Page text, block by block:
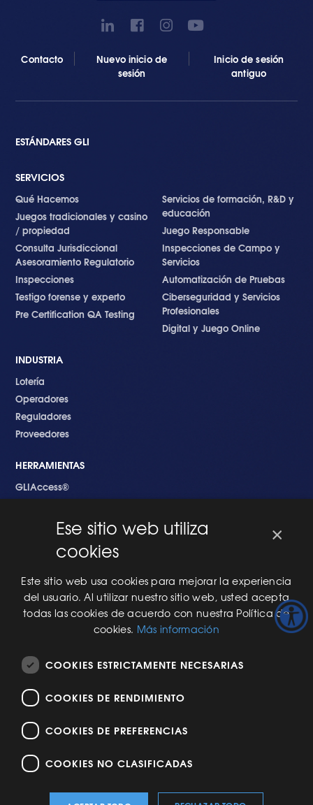
Contacto
Nuevo inicio de
sesión
Inicio de sesión
antiguo
ESTÁNDARES GLI
SERVICIOS
Qué Hacemos
Juegos tradicionales y casino
/ propiedad
Consulta Jurisdiccional
Asesoramiento Regulatorio
Inspecciones
Testigo forense y experto
Pre Certification QA Testing
Servicios de formación, R&D y
educación
Juego Responsable
Inspecciones de Campo y
Servicios
Automatización de Pruebas
Ciberseguridad y Servicios
Profesionales
Digital y Juego Online
INDUSTRIA
Lotería
Operadores
Reguladores
Proveedores
HERRAMIENTAS
GLIAccess®
EMPEZANDO
Nuevo en GLI
Nuevo Software
Una Nueva Máquina
Modificaciones al Software
Modificaciones al Hardware
ACERCA DE NOSOTROS
Historia de GLI
Certificación: Juego Online y Juegos Presenciales
© Copyright 2026 Gaming Laboratories International LLC. Todos los
×
Ese sitio web utiliza
cookies
Este sitio web usa cookies para mejorar la experiencia
del usuario. Al utilizar nuestro sitio web, usted acepta
todas las cookies de acuerdo con nuestra Política de
cookies. Más información
COOKIES ESTRICTAMENTE NECESARIAS
COOKIES DE RENDIMIENTO
COOKIES DE PREFERENCIAS
COOKIES NO CLASIFICADAS